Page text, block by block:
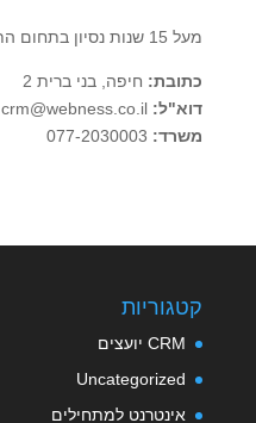
מעל 15 שנות נסיון בתחום התוכנה, האינטרנט ובסיסי נתונים.
כתובת: חיפה, בני ברית 2
דוא"ל: crm@webness.co.il
משרד:
קטגוריות
CRM יועצים
Uncategorized
אינטרנט למתחילים